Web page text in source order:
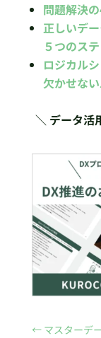
問題解決
正しいデ
５つのス
ロジカル
欠かせな
＼ データ活
← マスターデ